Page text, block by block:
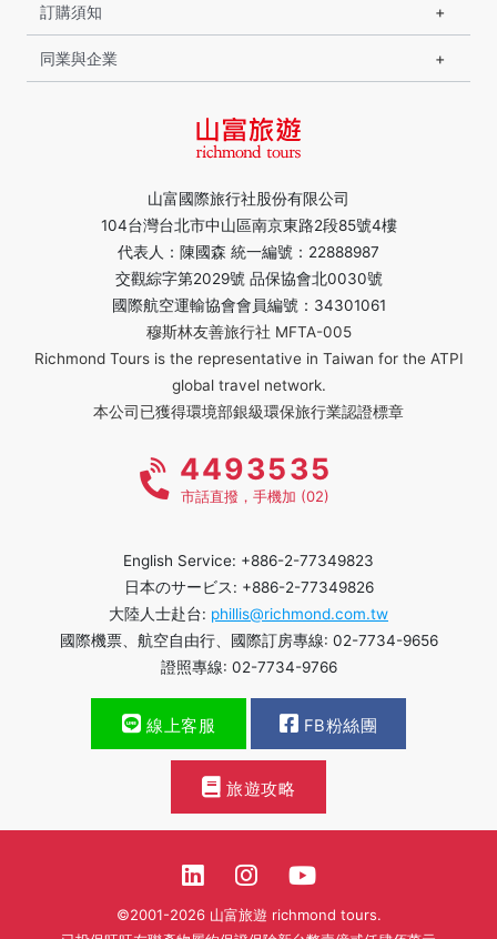
山富國際旅行社股份有限公司
104台灣台北市中山區南京東路2段85號4樓
代表人：陳國森 統一編號：22888987
交觀綜字第2029號 品保協會北0030號
國際航空運輸協會會員編號：34301061
穆斯林友善旅行社 MFTA-005
Richmond Tours is the representative in Taiwan for the ATPI
global travel network.
本公司已獲得環境部銀級環保旅行業認證標章
訂購須知
同業與企業
4493535
市話直撥，手機加 (02)
English Service: +886-2-77349823
日本のサービス: +886-2-77349826
大陸人士赴台: phillis@richmond.com.tw
國際機票、航空自由行、國際訂房專線: 02-7734-9656
證照專線: 02-7734-9766
線上客服 FB粉絲團
旅遊攻略
©2001-2026 山富旅遊 richmond tours.